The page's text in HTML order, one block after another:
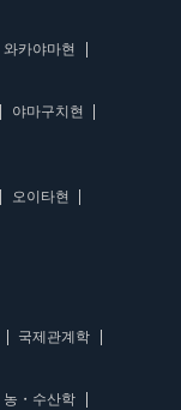
와카야마현
야마구치현
오이타현
국제관계학
농・수산학